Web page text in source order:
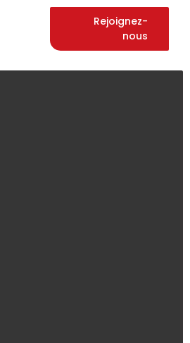
Rejoignez-
nous